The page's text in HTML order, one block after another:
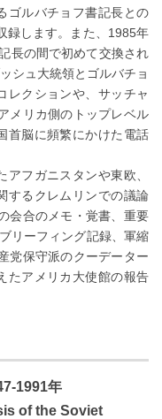
ゴルバチョフ書記長との
録します。また、1985年
長の間で初めて交換され
シュ大統領とゴルバチョ
レクションや、サッチャ
メリカ側のトップレベル
首脳に頻繁にかけた電話
フガニスタンや東欧、
するクレムリンでの議論
会合のメモ・覚書、重要
リーフィング記録、軍縮
党保守派のクーデーター
たアメリカ大使館の報告
1991年
of the Soviet